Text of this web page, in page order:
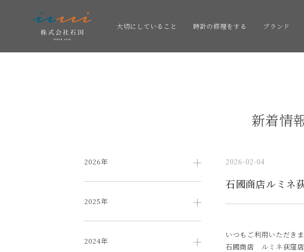
大切にしていること 時計の修理をする ブランド
新着情
2026-02-04
石國商店ルミネ
いつもご利用いただき
石國商店 ルミネ荻窪店
2026年
2025年
2024年